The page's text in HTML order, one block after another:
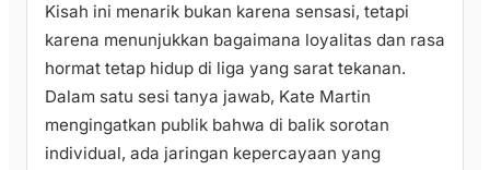
Kisah ini menarik bukan karena sensasi, tetapi
karena menunjukkan bagaimana loyalitas dan rasa
hormat tetap hidup di liga yang sarat tekanan.
Dalam satu sesi tanya jawab, Kate Martin
mengingatkan publik bahwa di balik sorotan
individual, ada jaringan kepercayaan yang